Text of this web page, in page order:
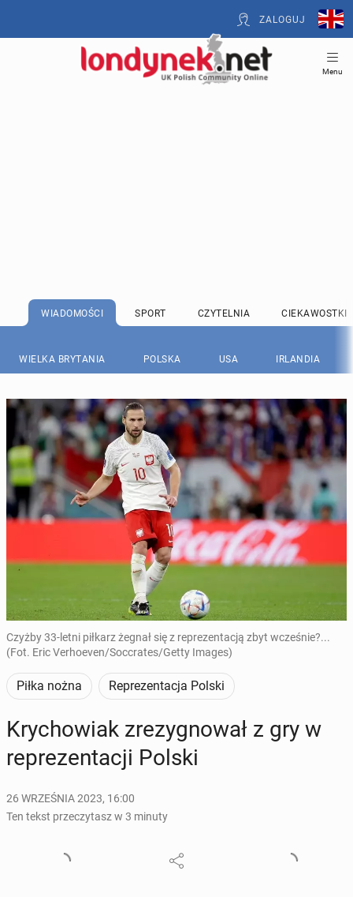
ZALOGUJ
Menu
WIADOMOŚCI SPORT CZYTELNIA CIEKAWOSTKI
WIELKA BRYTANIA POLSKA USA IRLANDIA
Czyżby 33-letni piłkarz żegnał się z reprezentacją zbyt wcześnie?...
(Fot. Eric Verhoeven/Soccrates/Getty Images)
Piłka nożna Reprezentacja Polski
Kry­cho­wiak zre­zy­gno­wał z gry w
re­pre­zen­ta­cji Polski
26 WRZEŚNIA 2023, 16:00
Ten tekst przeczytasz w 3 minuty